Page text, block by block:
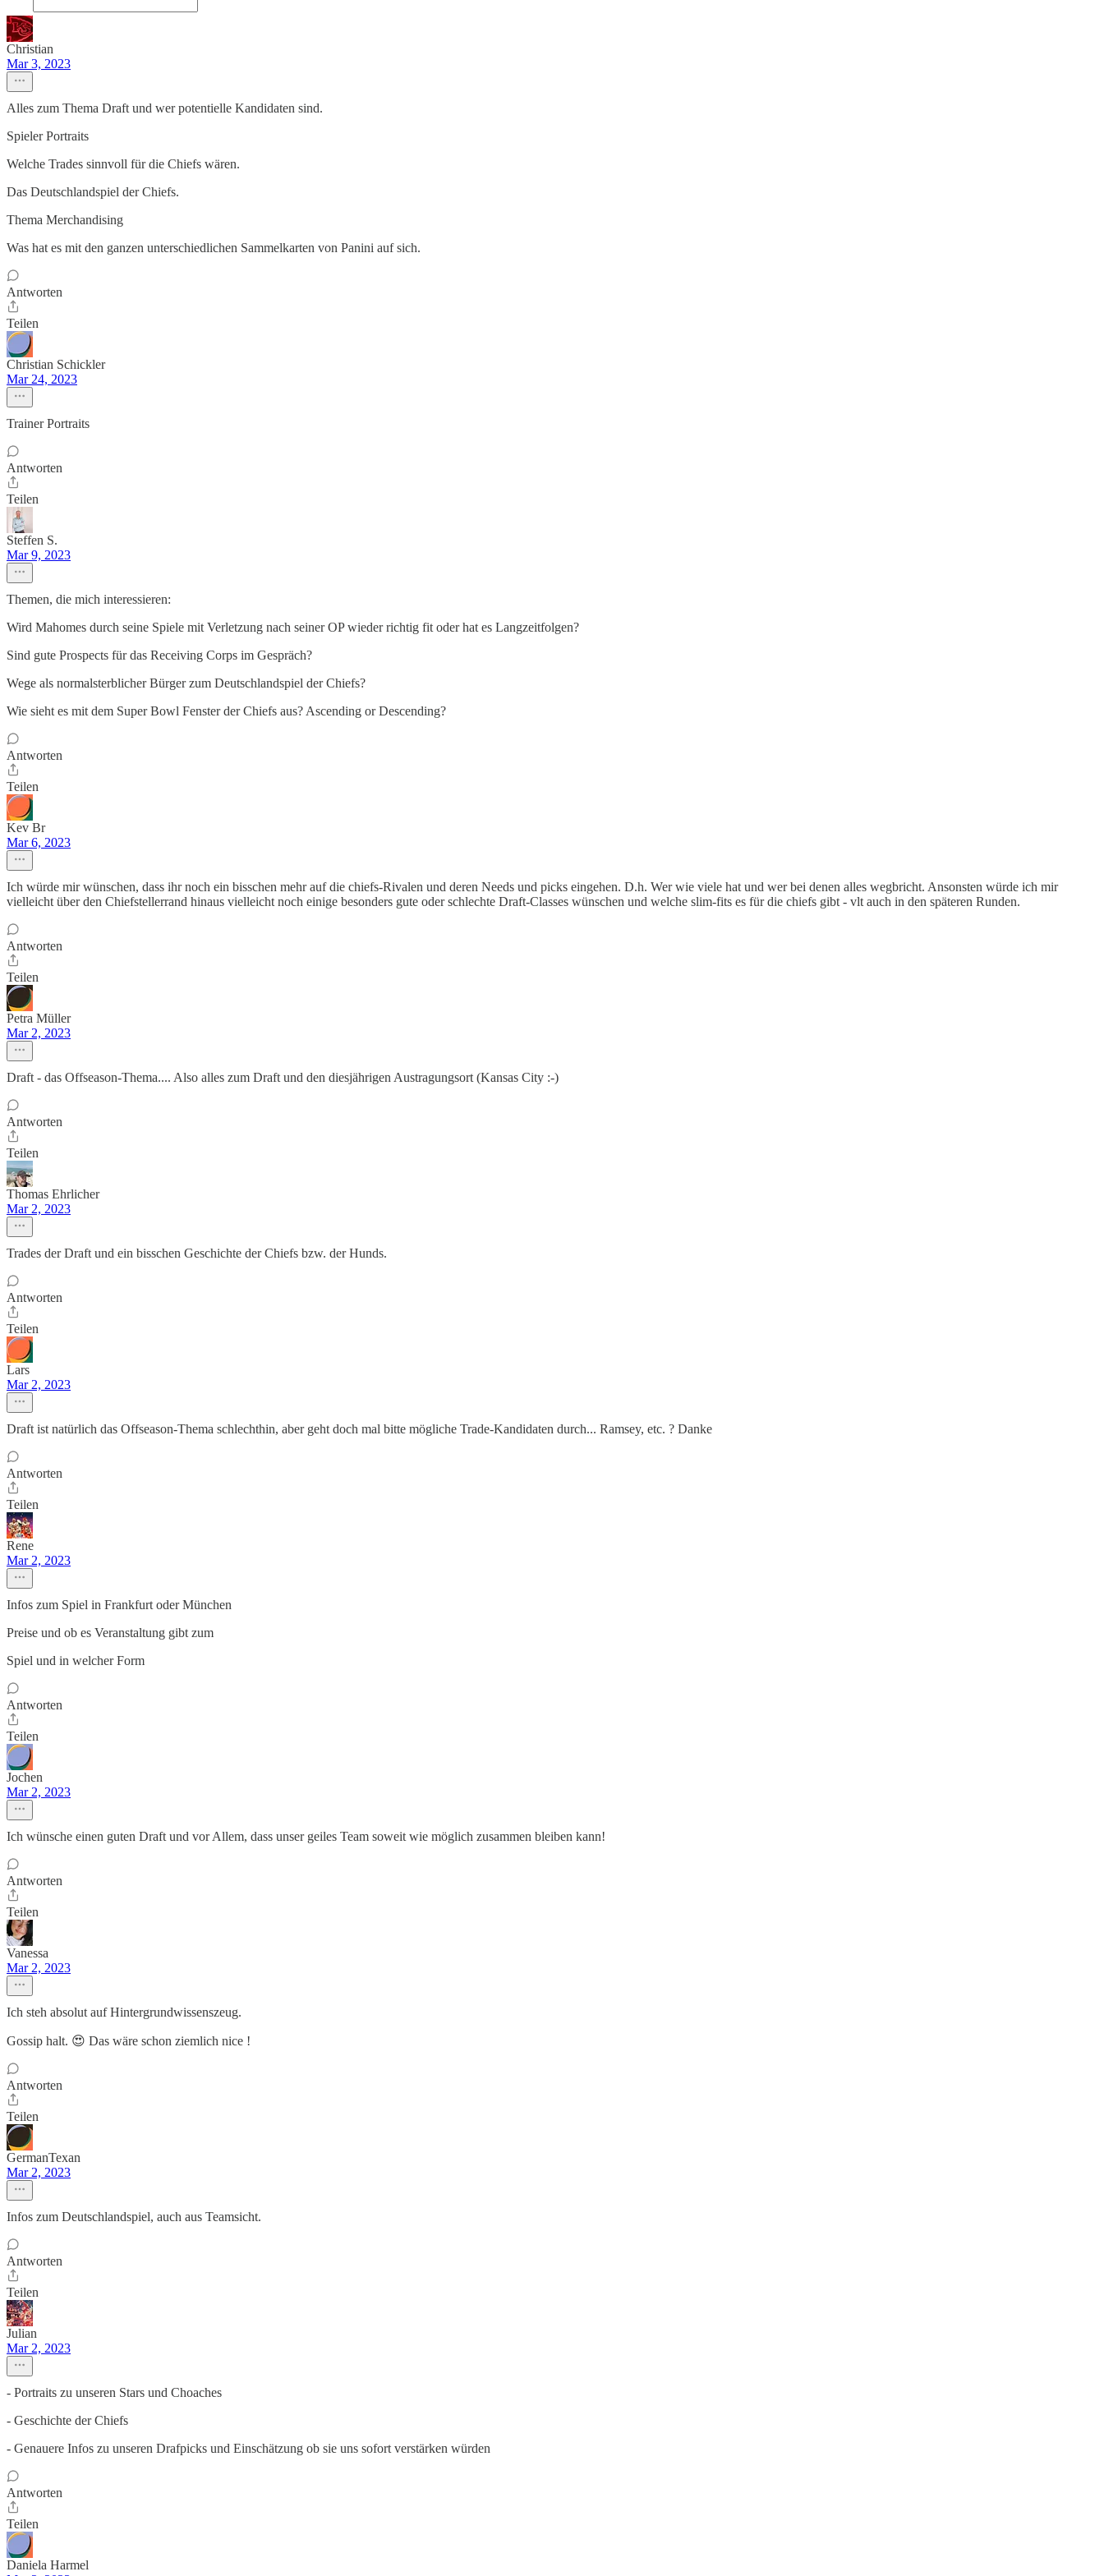
Christian
Mar 3, 2023
Alles zum Thema Draft und wer potentielle Kandidaten sind.
Spieler Portraits
Welche Trades sinnvoll für die Chiefs wären.
Das Deutschlandspiel der Chiefs.
Thema Merchandising
Was hat es mit den ganzen unterschiedlichen Sammelkarten von Panini auf sich.
Antworten
Teilen
Christian Schickler
Mar 24, 2023
Trainer Portraits
Antworten
Teilen
Steffen S.
Mar 9, 2023
Themen, die mich interessieren:
Wird Mahomes durch seine Spiele mit Verletzung nach seiner OP wieder richtig fit oder hat es Langzeitfolgen?
Sind gute Prospects für das Receiving Corps im Gespräch?
Wege als normalsterblicher Bürger zum Deutschlandspiel der Chiefs?
Wie sieht es mit dem Super Bowl Fenster der Chiefs aus? Ascending or Descending?
Antworten
Teilen
Kev Br
Mar 6, 2023
Ich würde mir wünschen, dass ihr noch ein bisschen mehr auf die chiefs-Rivalen und deren Needs und picks eingehen. D.h. Wer wie viele hat und wer bei denen alles wegbricht. Ansonsten würde ich mir
vielleicht über den Chiefstellerrand hinaus vielleicht noch einige besonders gute oder schlechte Draft-Classes wünschen und welche slim-fits es für die chiefs gibt - vlt auch in den späteren Runden.
Antworten
Teilen
Petra Müller
Mar 2, 2023
Draft - das Offseason-Thema.... Also alles zum Draft und den diesjährigen Austragungsort (Kansas City :-)
Antworten
Teilen
Thomas Ehrlicher
Mar 2, 2023
Trades der Draft und ein bisschen Geschichte der Chiefs bzw. der Hunds.
Antworten
Teilen
Lars
Mar 2, 2023
Draft ist natürlich das Offseason-Thema schlechthin, aber geht doch mal bitte mögliche Trade-Kandidaten durch... Ramsey, etc. ? Danke
Antworten
Teilen
Rene
Mar 2, 2023
Infos zum Spiel in Frankfurt oder München
Preise und ob es Veranstaltung gibt zum
Spiel und in welcher Form
Antworten
Teilen
Jochen
Mar 2, 2023
Ich wünsche einen guten Draft und vor Allem, dass unser geiles Team soweit wie möglich zusammen bleiben kann!
Antworten
Teilen
Vanessa
Mar 2, 2023
Ich steh absolut auf Hintergrundwissenszeug.
Gossip halt. 😍 Das wäre schon ziemlich nice !
Antworten
Teilen
GermanTexan
Mar 2, 2023
Infos zum Deutschlandspiel, auch aus Teamsicht.
Antworten
Teilen
Julian
Mar 2, 2023
- Portraits zu unseren Stars und Choaches
- Geschichte der Chiefs
- Genauere Infos zu unseren Drafpicks und Einschätzung ob sie uns sofort verstärken würden
Antworten
Teilen
Daniela Harmel